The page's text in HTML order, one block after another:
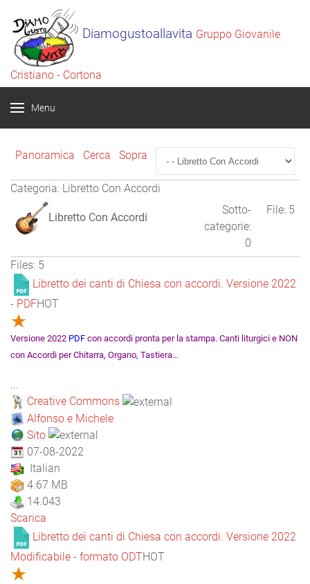
Diamogustoallavita Gruppo Giovanile
Cristiano - Cortona
Menu
Panoramica Cerca Sopra
Categoria: Libretto Con Accordi
Libretto Con Accordi
Sotto-
categorie:
0
File: 5
Files: 5
Libretto dei canti di Chiesa con accordi. Versione 2022
- PDFHOT
Versione 2022 PDF con accordi pronta per la stampa. Canti liturgici e NON
con Accordi per Chitarra, Organo, Tastiera...
Creative Commons
Alfonso e Michele
Sito
07-08-2022
Italian
4.67 MB
14.043
Scarica
Libretto dei canti di Chiesa con accordi. Versione 2022
Modificabile - formato ODTHOT